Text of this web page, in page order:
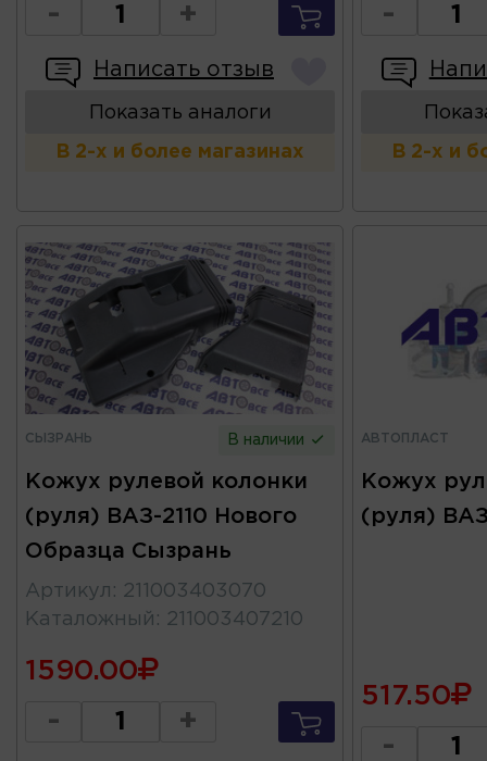
- +
Написать отзыв
Показать аналоги
В 2-х и более магазинах
-
В 2-х и
СЫЗРАНЬ В наличии
Кожух рулевой колонки
(руля) ВАЗ-2110 Нового
Образца Сызрань
Артикул : 211003403070
Каталожный : 211003407210
1590.00
- +
АВТОПЛАСТ
Кожух
(руля)
517.50
-